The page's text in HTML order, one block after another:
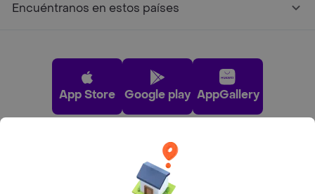
Encuéntranos en estos países
App Store Google play AppGallery
Pide tu comida favorita cerca de ti